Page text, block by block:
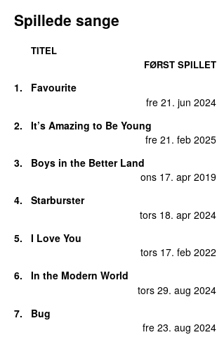
Spillede sange
TITEL
FØRST SPILLET
1.
Favourite
fre 21. jun 2024
2.
It’s Amazing to Be Young
fre 21. feb 2025
3.
Boys in the Better Land
ons 17. apr 2019
4.
Starburster
tors 18. apr 2024
5.
I Love You
tors 17. feb 2022
6.
In the Modern World
tors 29. aug 2024
7.
Bug
fre 23. aug 2024